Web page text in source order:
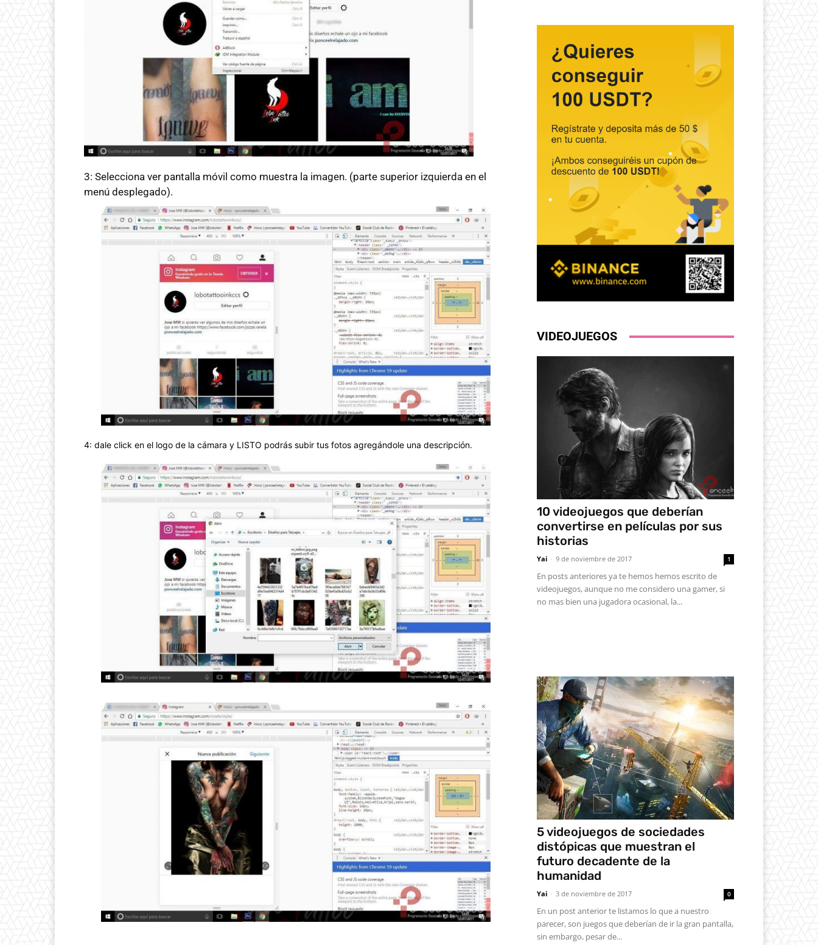
3: Selecciona ver pantalla móvil como muestra la imagen. (parte superior izquierda en el
menú desplegado).
4: dale click en el logo de la cámara y LISTO podrás subir tus fotos agregándole una descripción.
VIDEOJUEGOS
10 videojuegos que deberían
convertirse en películas por sus
historias
Yai - 9 de noviembre de 2017 1
En posts anteriores ya te hemos hemos escrito de
videojuegos, aunque no me considero una gamer, si
no mas bien una jugadora ocasional, la...
5 videojuegos de sociedades
distópicas que muestran el
futuro decadente de la
humanidad
Yai - 3 de noviembre de 2017 0
En un post anterior te listamos lo que a nuestro
parecer, son juegos que deberían de ir la gran pantalla,
sin embargo, pesar de...